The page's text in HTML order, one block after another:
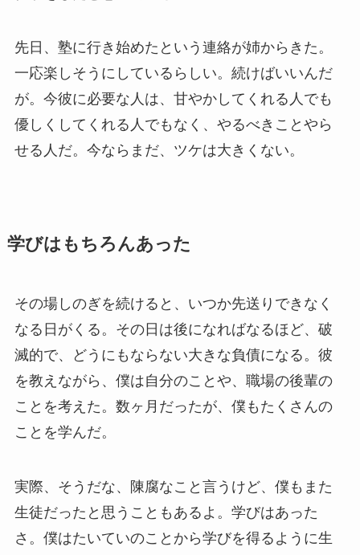
先日、塾に行き始めたという連絡が姉からきた。
一応楽しそうにしているらしい。続けばいいんだ
が。今彼に必要な人は、甘やかしてくれる人でも
優しくしてくれる人でもなく、やるべきことやら
せる人だ。今ならまだ、ツケは大きくない。
学びはもちろんあった
その場しのぎを続けると、いつか先送りできなく
なる日がくる。その日は後になればなるほど、破
滅的で、どうにもならない大きな負債になる。彼
を教えながら、僕は自分のことや、職場の後輩の
ことを考えた。数ヶ月だったが、僕もたくさんの
ことを学んだ。
実際、そうだな、陳腐なこと言うけど、僕もまた
生徒だったと思うこともあるよ。学びはあった
さ。僕はたいていのことから学びを得るように生